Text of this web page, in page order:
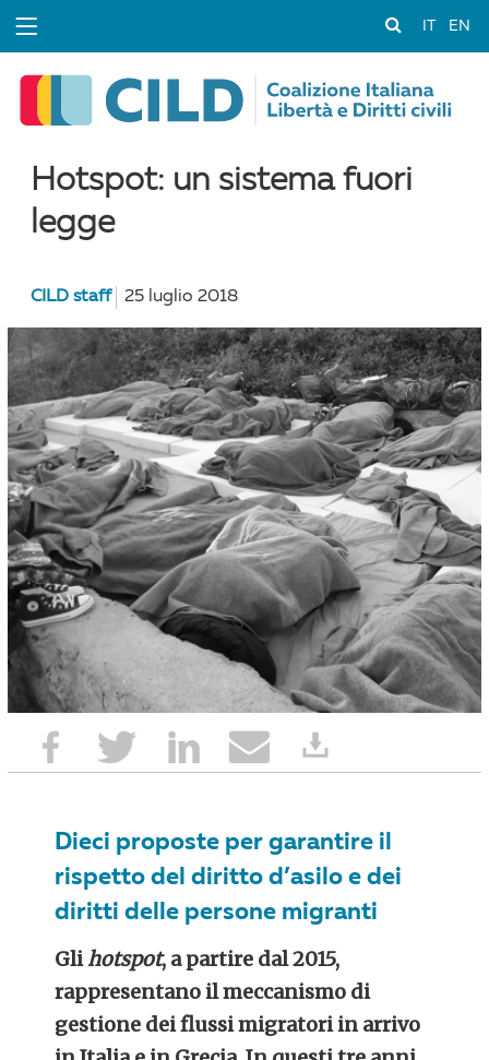
EN
Hotspot: un sistema fuori
legge
CILD staff 25 luglio 2018
Dieci proposte per garantire il
rispetto del diritto d’asilo e dei
diritti delle persone migranti
Glihotspot, a partire dal 2015,
rappresentano il meccanismo di
gestione dei flussi migratori in arrivo